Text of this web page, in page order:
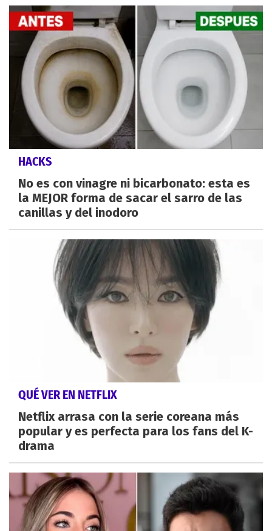
HACKS
No es con vinagre ni bicarbonato: esta es
la MEJOR forma de sacar el sarro de las
canillas y del inodoro
QUÉ VER EN NETFLIX
Netflix arrasa con la serie coreana más
popular y es perfecta para los fans del K-
drama